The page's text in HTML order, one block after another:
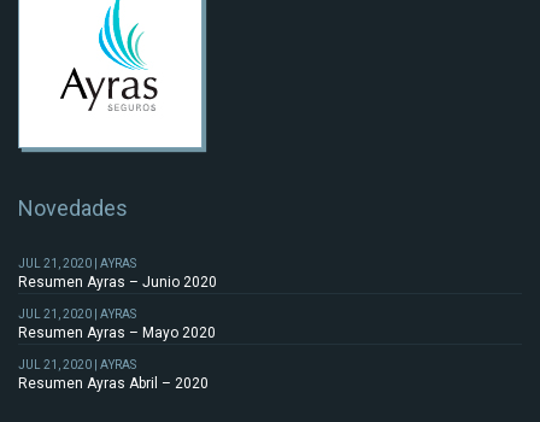
Novedades
JUL 21, 2020 | AYRAS
Resumen Ayras – Junio 2020
JUL 21, 2020 | AYRAS
Resumen Ayras – Mayo 2020
JUL 21, 2020 | AYRAS
Resumen Ayras Abril – 2020